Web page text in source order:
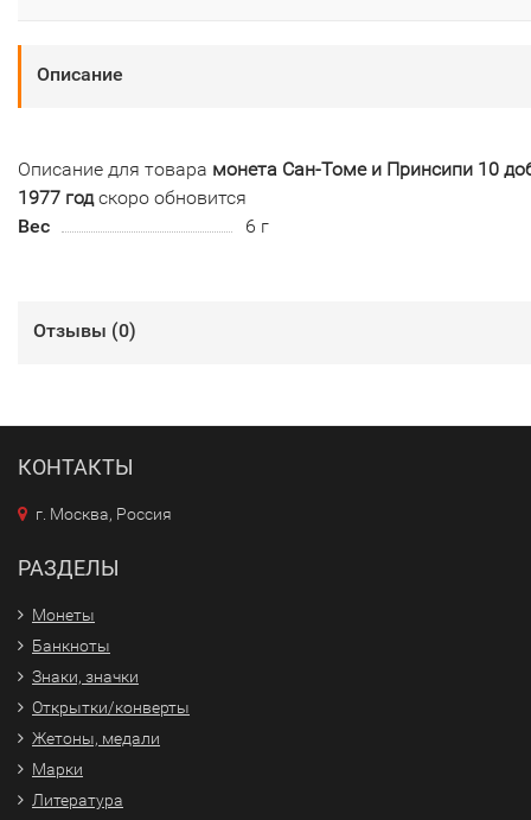
Описание
Описание для товара монета Сан-Томе и Принсипи 10
1977 годскоро обновится
Вес
6 г
Отзывы (0)
КОНТАКТЫ
г. Москва, Россия
РАЗДЕЛЫ
Монеты
Банкноты
Знаки, значки
Открытки/конверты
Жетоны, медали
Марки
Литература